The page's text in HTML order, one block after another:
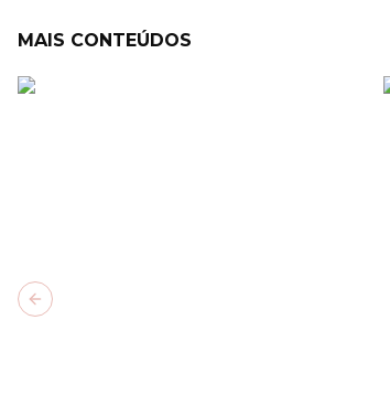
MAIS CONTEÚDOS
Previous slide